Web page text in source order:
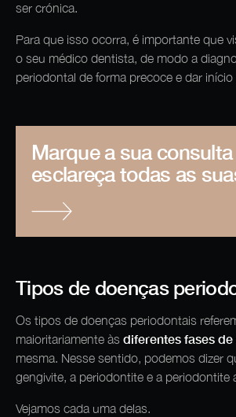
ser crónica.
Para que isso ocorra, é importante que
o seu médico dentista, de modo a
periodontal de forma precoce e dar
Marque a sua
esclareça todas as
Tipos de doenças
Os tipos de doenças periodontais
maioritariamente às diferentes fases de
mesma. Nesse sentido, podemos dizer
gengivite, a periodontite e a periodontite
Vejamos cada uma delas.